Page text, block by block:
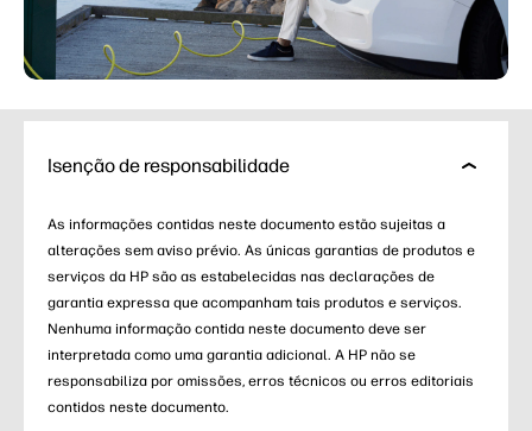
Isenção de responsabilidade
As informações contidas neste documento estão sujeitas a
alterações sem aviso prévio. As únicas garantias de produtos e
serviços da HP são as estabelecidas nas declarações de
garantia expressa que acompanham tais produtos e serviços.
Nenhuma informação contida neste documento deve ser
interpretada como uma garantia adicional. A HP não se
responsabiliza por omissões, erros técnicos ou erros editoriais
contidos neste documento.